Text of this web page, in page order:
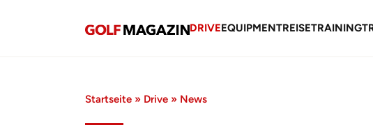
DRIVEEQUIPMENTREISETRAINING
Startseite » Drive » News